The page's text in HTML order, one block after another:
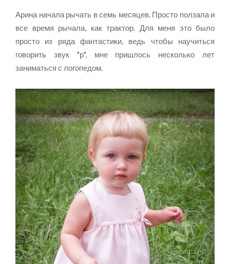
Арина начала рычать в семь месяцев. Просто ползала и
все время рычала, как трактор. Для меня это было
просто из ряда фантастики, ведь чтобы научиться
говорить звук "р", мне пришлось несколько лет
заниматься с логопедом.